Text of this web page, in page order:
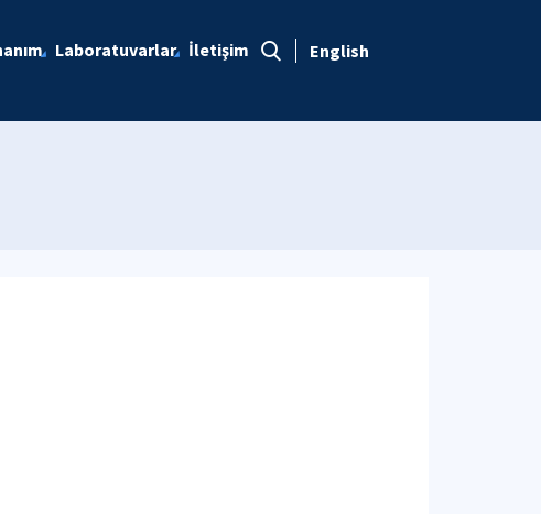
Laboratuvarlar İletişim English